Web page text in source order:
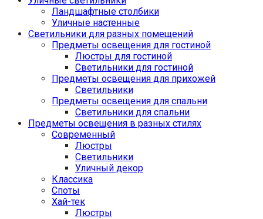
Ландшафтные столбики
Уличные настенные
Светильники для разных помещений
Предметы освещения для гостиной
Люстры для гостиной
Светильники для гостиной
Предметы освещения для прихожей
Светильники
Предметы освещения для спальни
Светильники для спальни
Предметы освещения в разных стилях
Cовременный
Люстры
Светильники
Уличный декор
Классика
Споты
Хай-тек
Люстры